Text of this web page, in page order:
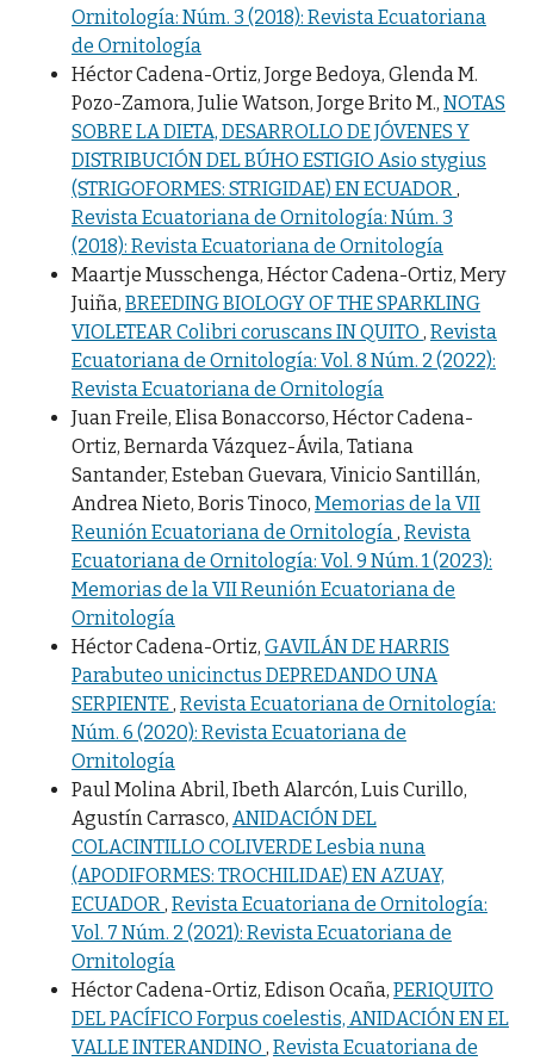
Ornitología: Núm. 3 (2018): Revista Ecuatoriana
de Ornitología
Héctor Cadena-Ortiz, Jorge Bedoya, Glenda M.
Pozo-Zamora, Julie Watson, Jorge Brito M., NOTAS
SOBRE LA DIETA, DESARROLLO DE JÓVENES Y
DISTRIBUCIÓN DEL BÚHO ESTIGIO Asio stygius
(STRIGOFORMES: STRIGIDAE) EN ECUADOR,
Revista Ecuatoriana de Ornitología: Núm. 3
(2018): Revista Ecuatoriana de Ornitología
Maartje Musschenga, Héctor Cadena-Ortiz, Mery
Juiña, BREEDING BIOLOGY OF THE SPARKLING
VIOLETEAR Colibri coruscans IN QUITO , Revista
Ecuatoriana de Ornitología: Vol. 8 Núm. 2 (2022):
Revista Ecuatoriana de Ornitología
Juan Freile, Elisa Bonaccorso, Héctor Cadena-
Ortiz, Bernarda Vázquez-Ávila, Tatiana
Santander, Esteban Guevara, Vinicio Santillán,
Andrea Nieto, Boris Tinoco, Memorias de la VII
Reunión Ecuatoriana de Ornitología, Revista
Ecuatoriana de Ornitología: Vol. 9 Núm. 1 (2023):
Memorias de la VII Reunión Ecuatoriana de
Ornitología
Héctor Cadena-Ortiz, GAVILÁN DE HARRIS
Parabuteo unicinctus DEPREDANDO UNA
SERPIENTE, Revista Ecuatoriana de Ornitología:
Núm. 6 (2020): Revista Ecuatoriana de
Ornitología
Paul Molina Abril, Ibeth Alarcón, Luis Curillo,
Agustín Carrasco, ANIDACIÓN DEL
COLACINTILLO COLIVERDE Lesbia nuna
(APODIFORMES: TROCHILIDAE) EN AZUAY,
ECUADOR, Revista Ecuatoriana de Ornitología:
Vol. 7 Núm. 2 (2021): Revista Ecuatoriana de
Ornitología
Héctor Cadena-Ortiz, Edison Ocaña, PERIQUITO
DEL PACÍFICO Forpus coelestis, ANIDACIÓN EN EL
VALLE INTERANDINO , Revista Ecuatoriana de